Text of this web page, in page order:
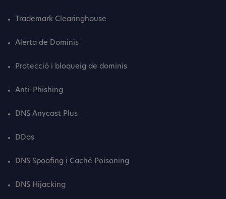
Trademark Clearinghouse
Alerta de Dominis
Protecció i bloqueig de dominis
Anti-Phishing
DNS Anycast Plus
DDos
DNS Spoofing i Caché Poisoning
DNS Hijacking